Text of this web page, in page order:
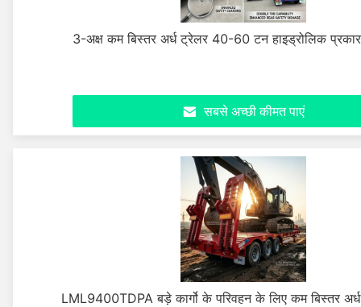
3-अक्ष कम बिस्तर अर्ध ट्रेलर 40-60 टन हाइड्रोलिक प्रकार
सबसे अच्छी कीमत पाएं
LML9400TDPA बड़े कार्गो के परिवहन के लिए कम बिस्तर